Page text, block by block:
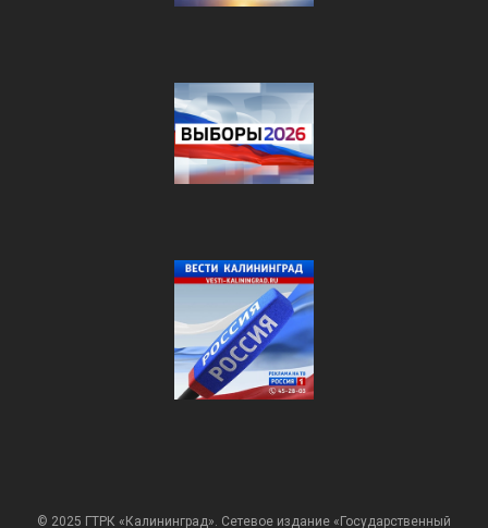
© 2025 ГТРК «Калининград». Сетевое издание «Государственный